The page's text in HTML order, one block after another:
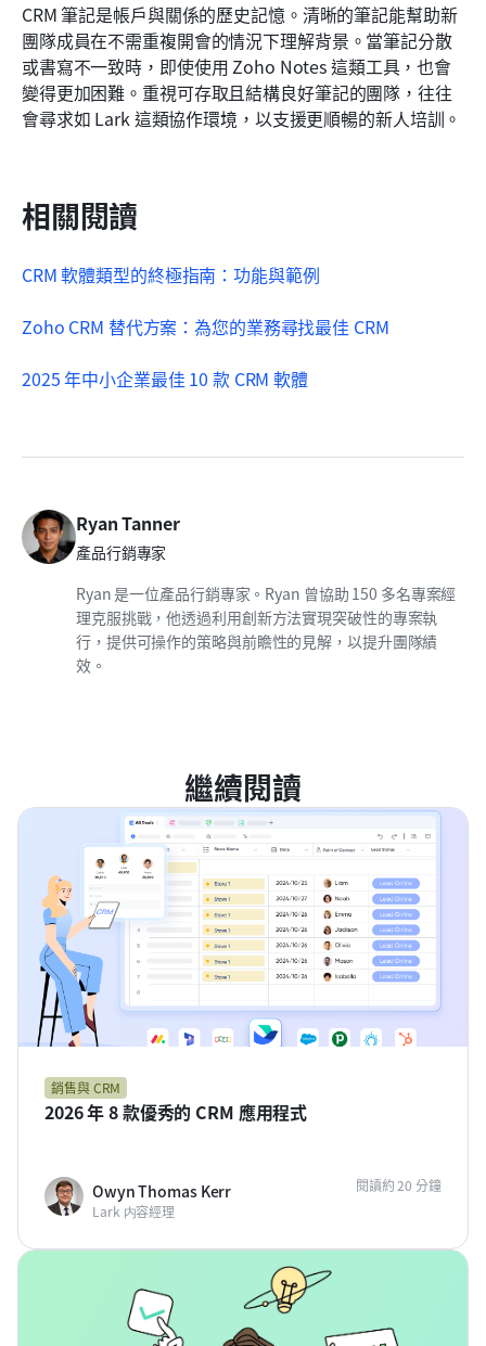
CRM 筆記是帳戶與關係的歷史記憶。清晰的筆記能幫助新
團隊成員在不需重複開會的情況下理解背景。當筆記分散
或書寫不一致時，即使使用 Zoho Notes 這類工具，也會
變得更加困難。重視可存取且結構良好筆記的團隊，往往
會尋求如 Lark 這類協作環境，以支援更順暢的新人培訓。
相關閱讀
CRM 軟體類型的終極指南：功能與範例
Zoho CRM 替代方案：為您的業務尋找最佳 CRM
2025 年中小企業最佳 10 款 CRM 軟體
Ryan Tanner
產品行銷專家
Ryan 是一位產品行銷專家。Ryan 曾協助 150 多名專案經
理克服挑戰，他透過利用創新方法實現突破性的專案執
行，提供可操作的策略與前瞻性的見解，以提升團隊績
效。
繼續閱讀
銷售與 CRM
2026 年 8 款優秀的 CRM 應用程式
Owyn Thomas Kerr
Lark 内容經理
閱讀約 20 分鐘